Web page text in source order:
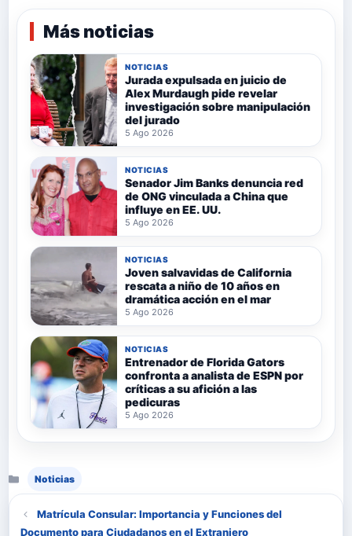
Más noticias
NOTICIAS
Jurada expulsada en juicio de
Alex Murdaugh pide revelar
investigación sobre manipulación
del jurado
5 Ago 2026
NOTICIAS
Senador Jim Banks denuncia red
de ONG vinculada a China que
influye en EE. UU.
5 Ago 2026
NOTICIAS
Joven salvavidas de California
rescata a niño de 10 años en
dramática acción en el mar
5 Ago 2026
NOTICIAS
Entrenador de Florida Gators
confronta a analista de ESPN por
críticas a su afición a las
pedicuras
5 Ago 2026
Noticias
Matrícula Consular: Importancia y Funciones del
Documento para Ciudadanos en el Extranjero